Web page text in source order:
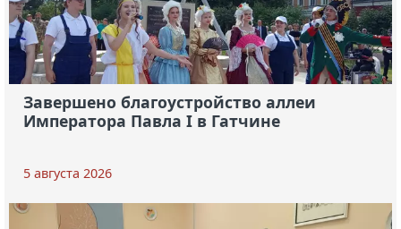
Завершено благоустройство аллеи
Императора Павла I в Гатчине
5 августа 2026